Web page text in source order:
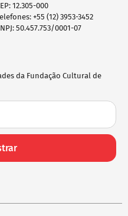
12.305-000
+55 (12) 3953-3452
50.457.753/0001-07
da Fundação Cultural de